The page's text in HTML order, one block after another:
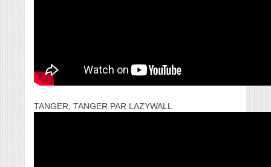
TANGER, TANGER PAR LAZYWALL